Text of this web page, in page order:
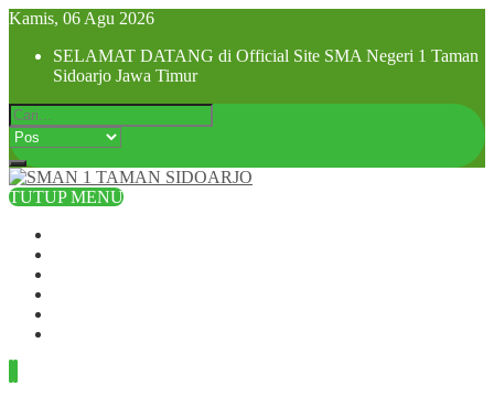
Kamis, 06 Agu 2026
SELAMAT DATANG di Official Site SMA Negeri 1 Taman
Sidoarjo Jawa Timur
TUTUP MENU